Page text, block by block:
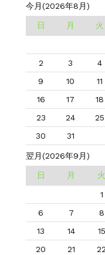
今月(2026年8月)
日 月 火
2
3 4
9
10 11
16
17 18
23
24 25
30
31
翌月(2026年9月)
日 月 火
1
6
7 8
13
14 15
20
21 22